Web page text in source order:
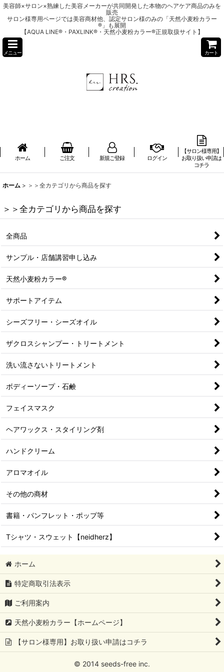
美容師×サロン×熟練した美容メーカーが共同開発した本物のヘアケア商品のみを
販売
サロン様専用ページでは美容商材他、認定サロン様のみの「天然小麦粉カラー
®」も展開
【AQUA LINE®・PAXLINK®・天然小麦粉カラー®正規取扱サイト】
メニュー カート
ホーム ご注文 新規ご登録 ログイン
【サロン様専用】
お取り扱い申請は
コチラ
ホーム > ＞＞全カテゴリから商品を探す
＞＞全カテゴリから商品を探す
全商品
サンプル・店舗講習申し込み
天然小麦粉カラー®
サポートアイテム
シーズフリー・シーズオイル
ザクロスシャンプー・トリートメント
洗い流さないトリートメント
ボディーソープ・石鹸
フェイスマスク
ヘアワックス・スタイリング剤
ハンドクリーム
アロマオイル
その他の商材
書籍・パンフレット・ポップ等
Tシャツ・スウェット【neidherz】
ホーム
特定商取引法表示
ご利用案内
天然小麦粉カラー【ホームページ】
【サロン様専用】お取り扱い申請はコチラ
© 2014 seeds-free inc.